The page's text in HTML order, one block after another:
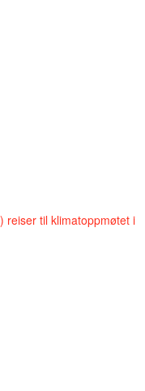
reiser til klimatoppmøtet i